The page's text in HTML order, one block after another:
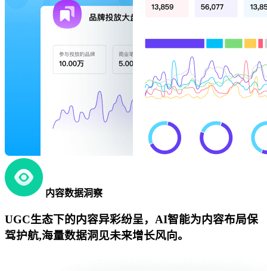
内容数据洞察
UGC生态下的内容异彩纷呈，AI智能为内容布局保
驾护航,海量数据洞见未来增长风向。